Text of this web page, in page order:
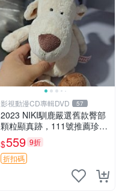
影視動漫CD專輯DVD 57
2023 NIKI馴鹿嚴選舊款臀部
顆粒顯真跡，111號推薦珍藏
品 馴鹿 舊款 尾巴顆粒
$559 9折
折扣碼